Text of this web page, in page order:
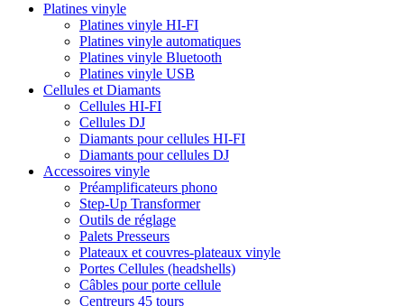
Platines vinyle
Platines vinyle HI-FI
Platines vinyle automatiques
Platines vinyle Bluetooth
Platines vinyle USB
Cellules et Diamants
Cellules HI-FI
Cellules DJ
Diamants pour cellules HI-FI
Diamants pour cellules DJ
Accessoires vinyle
Préamplificateurs phono
Step-Up Transformer
Outils de réglage
Palets Presseurs
Plateaux et couvres-plateaux vinyle
Portes Cellules (headshells)
Câbles pour porte cellule
Centreurs 45 tours